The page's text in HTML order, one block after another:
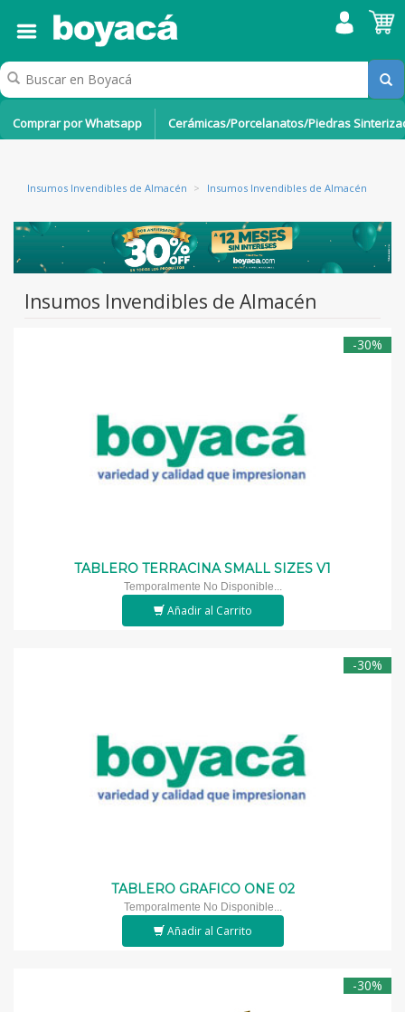
Comprar por Whatsapp Cerámicas/Porcelanatos/Piedras
Insumos Invendibles de Almacén > Insumos Invendibles de Almacén
Insumos Invendibles de Almacén
-30%
TABLERO TERRACINA SMALL SIZES V1
Temporalmente No Disponible...
Añadir al Carrito
-30%
TABLERO GRAFICO ONE 02
Temporalmente No Disponible...
Añadir al Carrito
-30%